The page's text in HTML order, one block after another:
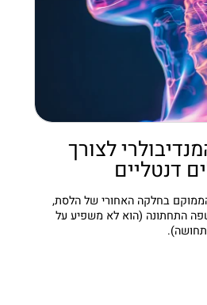
לצורך
דנטליים
בחלקה האחורי של הלסת,
התחתונה (הוא לא משפיע על